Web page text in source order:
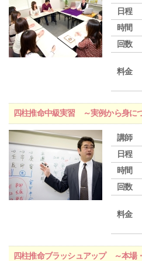
日程
時間
回数
料金
四柱推命中級実習 ～実例から身に
講師
日程
時間
回数
料金
四柱推命ブラッシュアップ ～本場